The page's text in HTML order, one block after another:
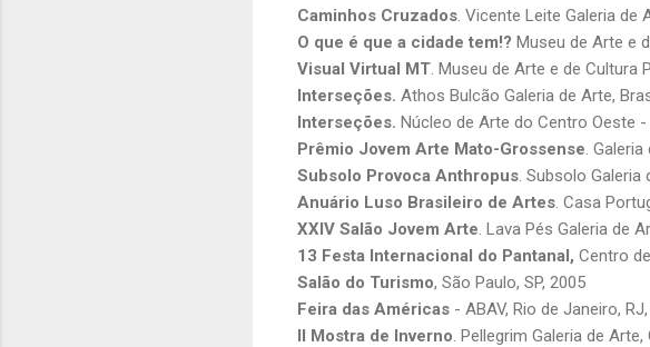
Caminhos Cruzados . Vicente Leite Galeria de
O que é que a cidade tem!? Museu de Arte e
Visual Virtual MT . Museu de Arte e de Cultura
Interseções. Athos Bulcão Galeria de Arte,
Interseções. Núcleo de Arte do Centro Oeste -
Prêmio Jovem Arte Mato-Grossense .
Subsolo Provoca Anthropus . Subsolo Galeria
Anuário Luso Brasileiro de Artes . Casa
XXIV Salão Jovem Arte . Lava Pés Galeria de
13 Festa Internacional do Pantanal, Centro
Salão do Turismo, São Paulo, SP, 2005
Feira das Américas - ABAV, Rio de Janeiro,
II Mostra de Inverno . Pellegrim Galeria de